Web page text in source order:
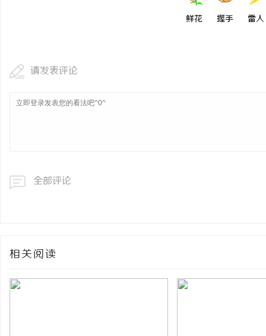
鲜花 握手 雷人
请发表评论
全部评论
相关阅读